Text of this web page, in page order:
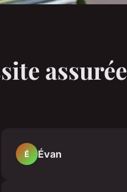
assurée
É Évan